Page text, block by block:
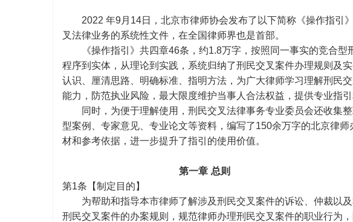
2022 年9月14日，北京市律师协会发布了以下简称《操作指引
叉法律业务的系统性文件，在全国律师界也是首部。
《操作指引》共四章46条，约1.8万字，按照 同一事实的竞合型
程序到实体，从理论到实践，系统归纳了刑民交叉案件办理规则及
认识、厘清思路、明确标准、指明方法，为广大律师学习理解刑民
能力，防范执业风险，最大限度维护当事人合法权益，提供专业指引
同时，为便于理解使用，刑民交叉法律事务专业委员会还收集
型案例、专家意见、专业论文等资料，编写了150余万字的北京律
材和参考依据，进一步提升了指引的使用价值。
第一章 总则
第1条【制定目的】
为帮助和指导本市律师了解涉及刑民交叉案件的诉讼、仲裁以
刑民交叉案件的办案规则，规范律师办理刑民交叉案件的职业行为